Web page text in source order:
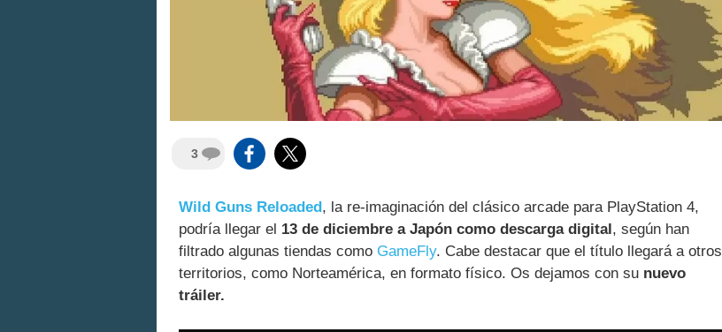
3
Wild Guns Reloaded , la re-imaginación del clásico arcade para PlayStation 4,
podría llegar el 13 de diciembre a Japón como descarga digital , según han
filtrado algunas tiendas como GameFly. Cabe destacar que el título llegará a otros
territorios, como Norteamérica, en formato físico. Os dejamos con su nuevo
tráiler.